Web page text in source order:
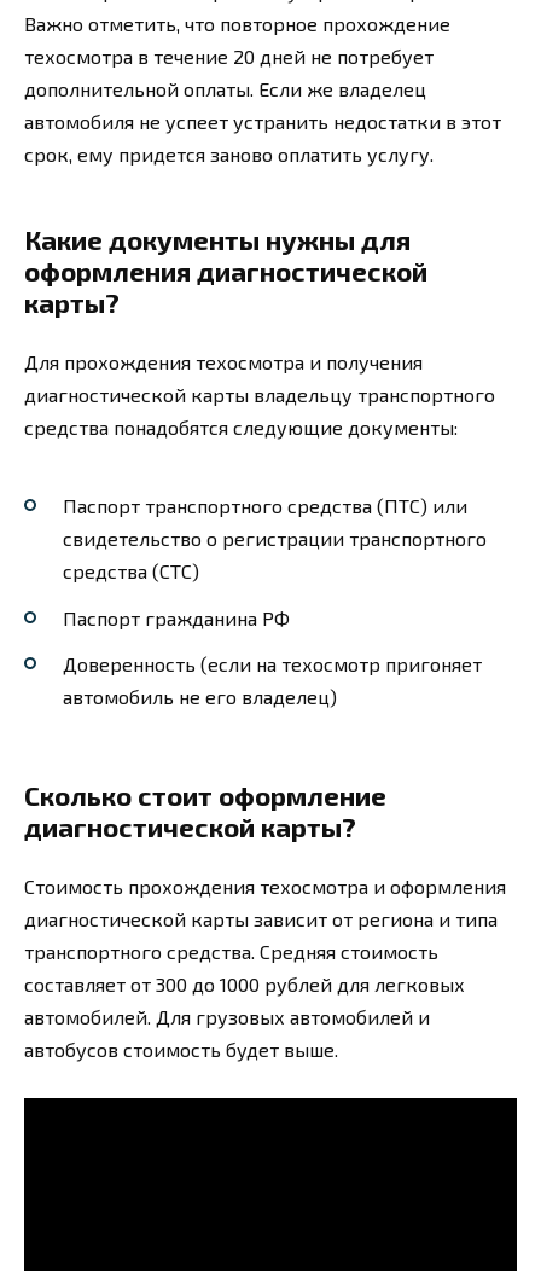
Важно отметить, что повторное прохождение
техосмотра в течение 20 дней не потребует
дополнительной оплаты. Если же владелец
автомобиля не успеет устранить недостатки в этот
срок, ему придется заново оплатить услугу.
Какие документы нужны для
оформления диагностической
карты?
Для прохождения техосмотра и получения
диагностической карты владельцу транспортного
средства понадобятся следующие документы:
Паспорт транспортного средства (ПТС) или
свидетельство о регистрации транспортного
средства (СТС)
Паспорт гражданина РФ
Доверенность (если на техосмотр пригоняет
автомобиль не его владелец)
Сколько стоит оформление
диагностической карты?
Стоимость прохождения техосмотра и оформления
диагностической карты зависит от региона и типа
транспортного средства. Средняя стоимость
составляет от 300 до 1000 рублей для легковых
автомобилей. Для грузовых автомобилей и
автобусов стоимость будет выше.